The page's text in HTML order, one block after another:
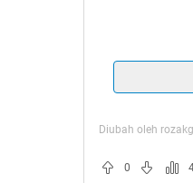
Diubah oleh
0